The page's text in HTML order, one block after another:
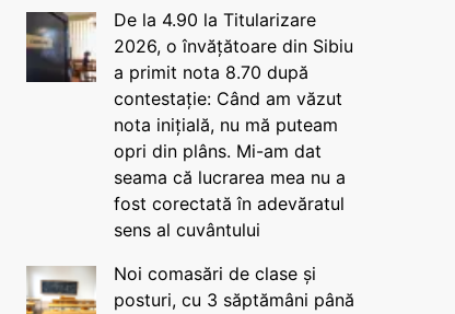
De la 4.90 la Titularizare
2026, o învățătoare din Sibiu
a primit nota 8.70 după
contestație: Când am văzut
nota inițială, nu mă puteam
opri din plâns. Mi-am dat
seama că lucrarea mea nu a
fost corectată în adevăratul
sens al cuvântului
Noi comasări de clase și
posturi, cu 3 săptămâni până